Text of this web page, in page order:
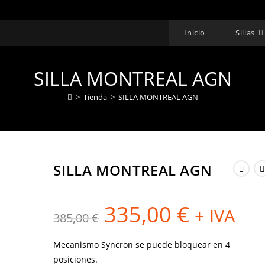
Inicio Sillas
SILLA MONTREAL AGN
> Tienda > SILLA MONTREAL AGN
SILLA MONTREAL AGN
385,00€
El
precio
original
385,00 €.
335,00 €El
precio
actual
+ IVA
Mecanismo Syncron se puede bloquear en 4
posiciones.